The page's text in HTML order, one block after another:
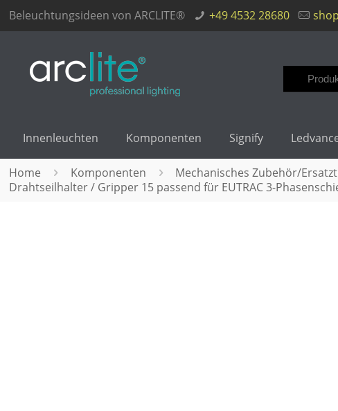
Beleuchtungsideen von ARCLITE® +49 4532 28680
Suchen
nach:
Innenleuchten Komponenten Signify
Home Komponenten
Mechanisches Zubehör/
Drahtseilhalter / Gripper 15 passend für EUTRAC 3-